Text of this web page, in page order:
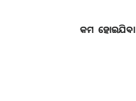
କମ ହୋଇଯିବା